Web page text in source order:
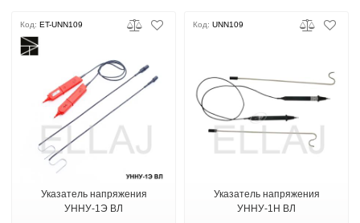
Код: ET-UNN109
Указатель напряжения
УННУ-1Э ВЛ
Код: UNN109
Указатель напряжения
УННУ-1Н ВЛ